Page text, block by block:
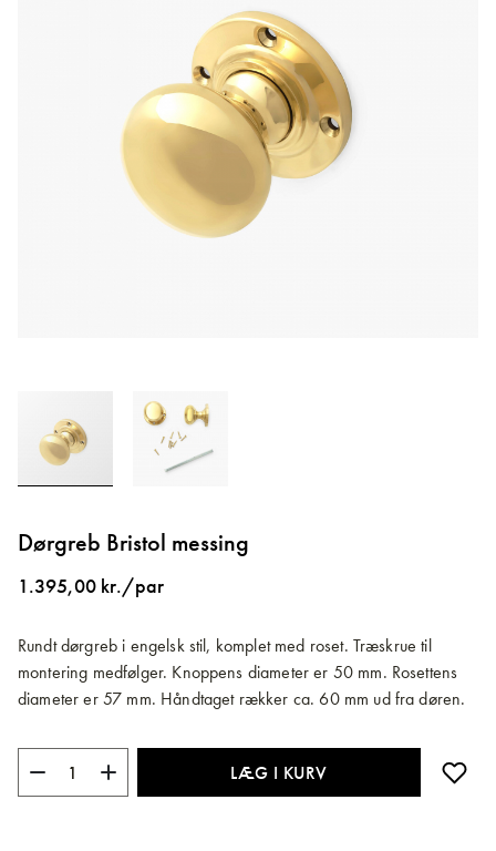
til
starten
billedgalleriet
Dørgreb Bristol messing
1.395,00 kr./par
Rundt dørgreb i engelsk stil, komplet med roset. Træskrue til
montering medfølger. Knoppens diameter er 50 mm. Rosettens
diameter er 57 mm. Håndtaget rækker ca. 60 mm ud fra døren.
LÆG I KURV